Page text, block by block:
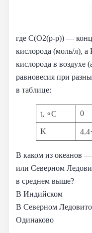
где C(O2(р-р)) —
кислорода (моль/л),
кислорода в воздухе
равновесия при
в таблице:
t, ∘C 0
K
В каком из океанов
или Северном
в среднем выше?
В Индийском
В Северном
Одинаково